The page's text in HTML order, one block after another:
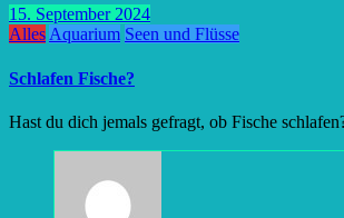
15. September 2024
AllesAquarium Seen und Flüsse
Schlafen Fische?
Hast du dich jemals gefragt, ob Fische